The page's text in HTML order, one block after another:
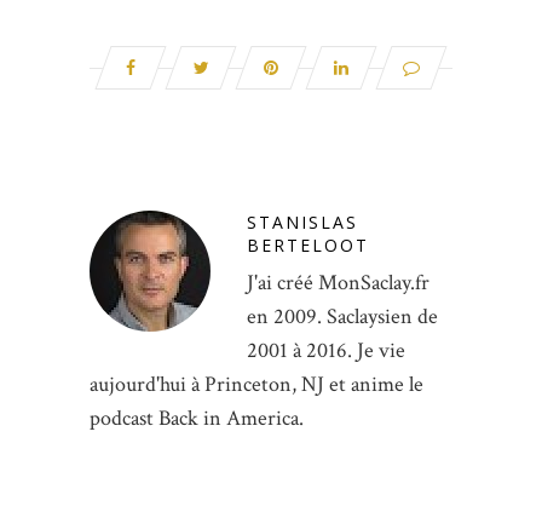
STANISLAS
BERTELOOT
J'ai créé MonSaclay.fr
en 2009. Saclaysien de
2001 à 2016. Je vie
aujourd'hui à Princeton, NJ et anime le
podcast Back in America.